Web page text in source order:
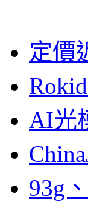
定價
AI光
93g